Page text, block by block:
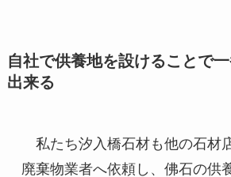
自社で供養地を設けることで
出来る
私たち汐入橋石材も他の石材
廃棄物業者へ依頼し、佛石の供